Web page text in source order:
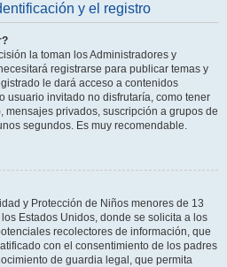
y el registro
la toman los Administradores y
registrarse para publicar temas y
le dará acceso a contenidos
usuario invitado no disfrutaría, como tener
mensajes privados, suscripción a grupos de
segundos. Es muy recomendable.
y Protección de Niños menores de 13
Estados Unidos, donde se solicita a los
recolectores de información, que
con el consentimiento de los padres
de guardia legal, que permita